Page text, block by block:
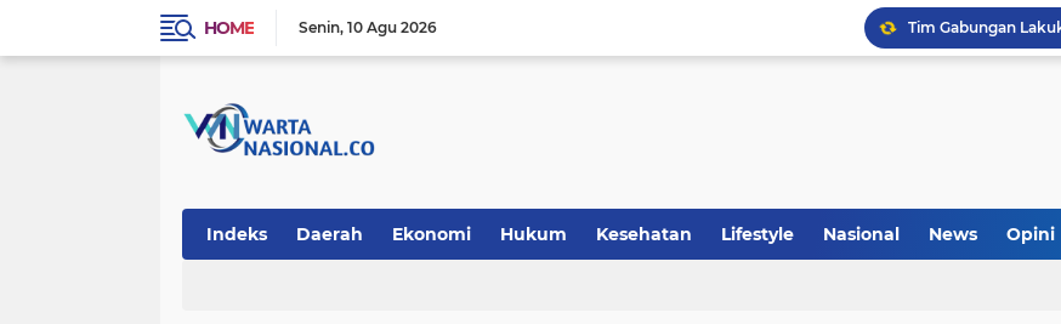
HOME Senin 10 Agu 2026
Indeks Daerah Ekonomi Hukum Kesehatan Lifestyle Nasional News Opini